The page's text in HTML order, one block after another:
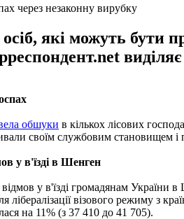
через незаконну вирубку
які можуть бути
обшуки в кількох лісових
своїм службовим становищем і
у в'їзді в Шенген
у в'їзді громадянам України
візового режиму з
на 11% (з 37 410 до 41 705).